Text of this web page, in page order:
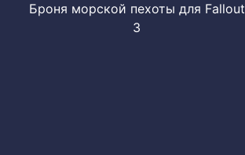
Броня морской пехоты для Fallout
3